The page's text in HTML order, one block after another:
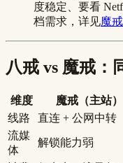
度稳定、要看
档需求，详见魔
八戒 vs 魔戒：
维度 魔戒（主站）
线路
直连 + 公网中转
流媒
体
解锁能力弱